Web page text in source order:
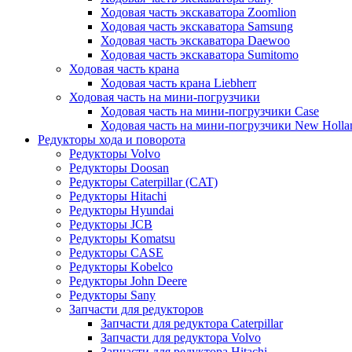
Ходовая часть экскаватора Zoomlion
Ходовая часть экскаватора Samsung
Ходовая часть экскаватора Daewoo
Ходовая часть экскаватора Sumitomo
Ходовая часть крана
Ходовая часть крана Liebherr
Ходовая часть на мини-погрузчики
Ходовая часть на мини-погрузчики Case
Ходовая часть на мини-погрузчики New
Редукторы хода и поворота
Редукторы Volvo
Редукторы Doosan
Редукторы Caterpillar (CAT)
Редукторы Hitachi
Редукторы Hyundai
Редукторы JCB
Редукторы Komatsu
Редукторы CASE
Редукторы Kobelco
Редукторы John Deere
Редукторы Sany
Запчасти для редукторов
Запчасти для редуктора Caterpillar
Запчасти для редуктора Volvo